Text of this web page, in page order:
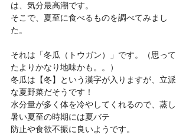
は、気分最高潮です。
そこで、夏至に食べるものを調べてみまし
た。
それは「冬瓜（トウガン）」です。（思って
たよりかなり地味かも。。）
冬瓜は【冬】という漢字が入りますが、立派
な夏野菜だそうです！
水分量が多く体を冷やしてくれるので、蒸し
暑い夏至の時期には夏バテ
防止や食欲不振に良いようです。